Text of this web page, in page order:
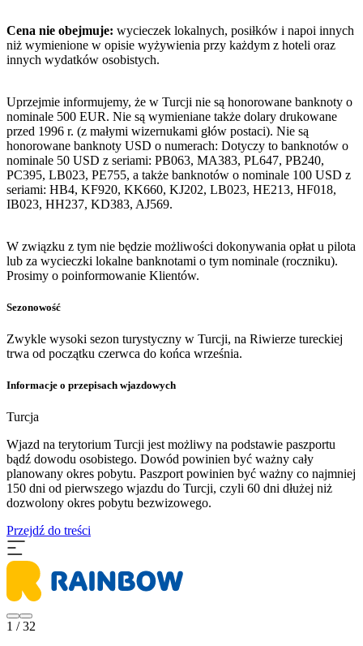
Cena nie obejmuje: wycieczek lokalnych, posiłków i napoi innych
niż wymienione w opisie wyżywienia przy każdym z hoteli oraz
innych wydatków osobistych.
Uprzejmie informujemy, że w Turcji nie są honorowane banknoty o
nominale 500 EUR. Nie są wymieniane także dolary drukowane
przed 1996 r. (z małymi wizernukami głów postaci). Nie są
honorowane banknoty USD o numerach: Dotyczy to banknotów o
nominale 50 USD z seriami: PB063, MA383, PL647, PB240,
PC395, LB023, PE755, a także banknotów o nominale 100 USD z
seriami: HB4, KF920, KK660, KJ202, LB023, HE213, HF018,
IB023, HH237, KD383, AJ569.
W związku z tym nie będzie możliwości dokonywania opłat u pilota
lub za wycieczki lokalne banknotami o tym nominale (roczniku).
Prosimy o poinformowanie Klientów.
Sezonowość
Zwykle wysoki sezon turystyczny w Turcji, na Riwierze tureckiej
trwa od początku czerwca do końca września.
Informacje o przepisach wjazdowych
Turcja
Wjazd na terytorium Turcji jest możliwy na podstawie paszportu
bądź dowodu osobistego. Dowód powinien być ważny cały
planowany okres pobytu. Paszport powinien być ważny co najmniej
150 dni od pierwszego wjazdu do Turcji, czyli 60 dni dłużej niż
dozwolony okres pobytu bezwizowego.
Przejdź do treści
1 / 32